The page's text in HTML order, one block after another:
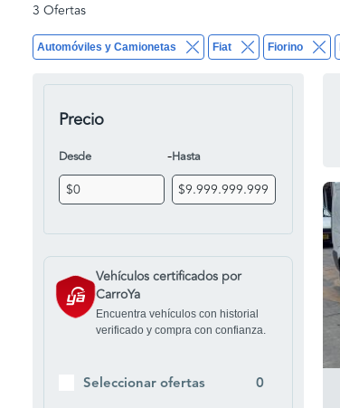
Automóviles y Camionetas Fiat Fiorino
3 Ofertas
Precio
Desde -Hasta
Vehículos certificados por
CarroYa
Encuentra vehículos con historial
verificado y compra con confianza.
Seleccionar ofertas 0